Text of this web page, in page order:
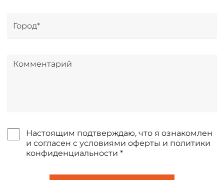
Настоящим подтверждаю, что я ознакомлен
и согласен с условиями оферты и политики
конфиденциальности *